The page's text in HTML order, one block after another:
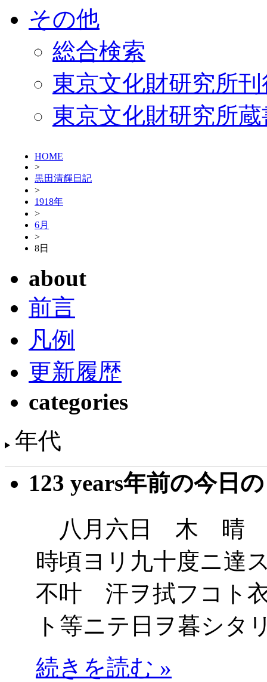
その他
総合検索
東京文化財研究所
東京文化財研究所
HOME
>
黒田清輝日記
>
1918年
>
6月
>
8日
about
前言
凡例
更新履歴
categories
年代
123 years年前の今日
八月六日 木 晴
時頃ヨリ九十度ニ
不叶 汗ヲ拭フコト
ト等ニテ日ヲ暮シタ
続きを読む »